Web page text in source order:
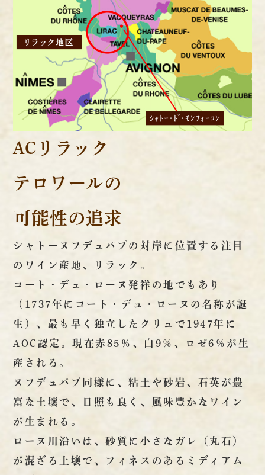
ACリラック
テロワールの
可能性の追求
シャトーヌフデュパプの対岸に位置する注目
のワイン産地、リラック。
コート・デュ・ローヌ発祥の地でもあり
（1737年にコート・デュ・ローヌの名称が誕
生）、最も早く独立したクリュで1947年に
AOC認定。現在赤85％、白9％、ロゼ6％が生
産される。
ヌフデュパプ同様に、粘土や砂岩、石英が豊
富な土壌で、日照も良く、風味豊かなワイン
が生まれる。
ローヌ川沿いは、砂質に小さなガレ（丸石）
が混ざる土壌で、フィネスのあるミディアム